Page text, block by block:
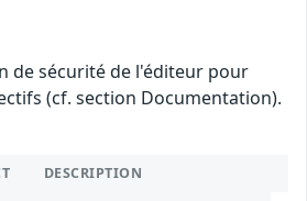
de sécurité de l'éditeur pour
(cf. section Documentation).
DESCRIPTION